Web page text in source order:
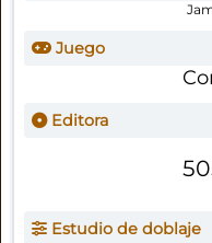
Juego
Editora
Estudio de doblaje